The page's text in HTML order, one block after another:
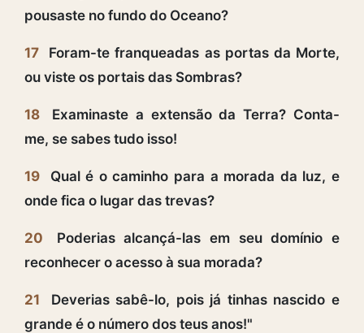
pousaste no fundo do Oceano?
17
Foram-te franqueadas as portas da Morte,
ou viste os portais das Sombras?
18
Examinaste a extensão da Terra? Conta-
me, se sabes tudo isso!
19
Qual é o caminho para a morada da luz, e
onde fica o lugar das trevas?
20
Poderias alcançá-las em seu domínio e
reconhecer o acesso à sua morada?
21
Deverias sabê-lo, pois já tinhas nascido e
grande é o número dos teus anos!"